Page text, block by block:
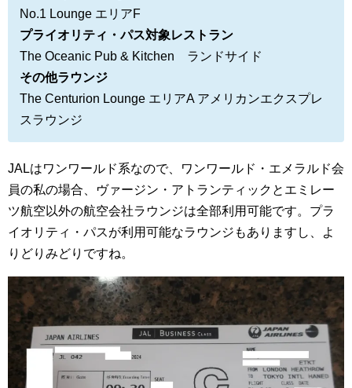
No.1 Lounge エリアF
プライオリティ・パス対象レストラン
The Oceanic Pub & Kitchen ランドサイド
その他ラウンジ
The Centurion Lounge エリアA アメリカンエクスプレ
スラウンジ
JALはワンワールド系なので、ワンワールド・エメラルド会
員の私の場合、ヴァージン・アトランティックとエミレー
ツ航空以外の航空会社ラウンジは全部利用可能です。プラ
イオリティ・パスが利用可能なラウンジもありますし、よ
りどりみどりですね。